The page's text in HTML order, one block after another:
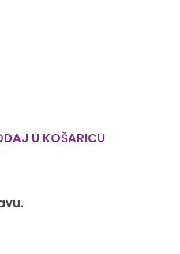
U KOŠARICU